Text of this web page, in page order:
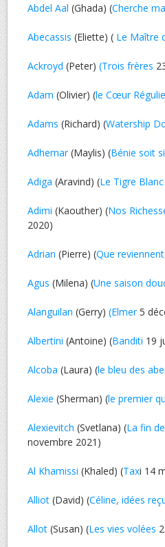
Abdel Aal (Ghada) (Cherche
Abecassis (Eliette) ( Le Maître
Ackroyd (Peter) (Trois frères
Adam (Olivier) (le Cœur Régulie
Adams (Richard) (Watership
Adhemar(Maylis) (Bénie soit
Adiga (Aravind) (Le Tigre Blanc
Adimi (Kaouther) (Nos
2020)
Adrian (Pierre) (Que
Agus (Milena) (Une saison
Alanguilan (Gerry) (Elmer5
Albertini (Antoine) (Banditi 19
Alcoba (Laura) (le bleu des
Alexie (Sherman) (le premier
Alexievitch (Svetlana) (La fin
novembre 2021)
Al Khamissi (Khaled) (Taxi 14
Alliot (David) (Céline, idées
Allot (Susan) (Les vies volées